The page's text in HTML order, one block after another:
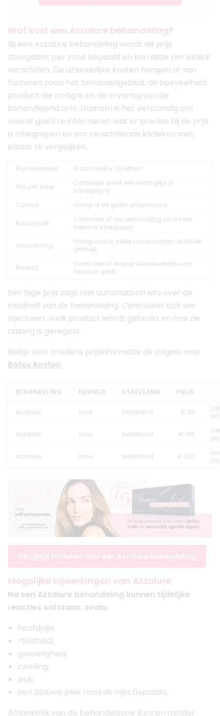
Wat kost een Azzalure behandeling?
Bij een Azzalure behandeling wordt de prijs
doorgaans per zone bepaald en kan deze per kliniek
verschillen. De uiteindelijke kosten hangen af van
factoren zoals het behandelgebied, de hoeveelheid
product die nodig is en de ervaring van de
behandelend arts. Daarom is het verstandig om
vooraf goed te informeren wat er precies bij de prijs
is inbegrepen en om verschillende klinieken met
elkaar te vergelijken.
Prijsonderdeel Waar moet u op letten?
Prijs per zone
Controleer of het een vaste prijs of
vanafprijs is
Consult
Vraag of dit gratis of betaald is
Nacontrole
Controleer of een beoordeling rond twee
weken is inbegrepen
Aanpassing
Vraag vooraf welke voorwaarden de kliniek
gebruikt
Product
Controleer of de prijs daadwerkelijk voor
Azzalure geldt
Een lage prijs zegt niet automatisch iets over de
kwaliteit van de behandeling. Controleer ook wie
injecteert, welk product wordt gebruikt en hoe de
nazorg is geregeld.
Bekijk voor bredere prijsinformatie de pagina over
Botox kosten.
BEHANDELING EENHEID STAD/LAND PRIJS
Azzalure zone Nederland € 80
Azzalure zone Nederland € 145
Azzalure zone Nederland € 295
Vergelijk klinieken voor een Azzalure behandeling
Mogelijke bijwerkingen van Azzalure
Na een Azzalure behandeling kunnen tijdelijke
reacties ontstaan, zoals:
hoofdpijn;
roodheid;
gevoeligheid;
zwelling;
jeuk;
een blauwe plek rond de injectieplaats.
Afhankelijk van de behandelzone kunnen minder